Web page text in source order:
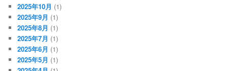
2025年10月 (1)
2025年9月 (1)
2025年8月 (1)
2025年7月 (1)
2025年6月 (1)
2025年5月 (1)